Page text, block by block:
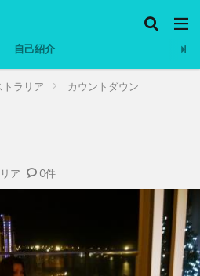
自己紹介
トラリア カウントダウン
ア 0件